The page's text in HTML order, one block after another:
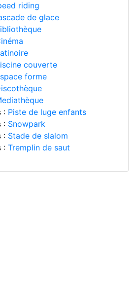
riding
de glace
couverte
forme
: Piste de luge enfants
: Snowpark
: Stade de slalom
: Tremplin de saut